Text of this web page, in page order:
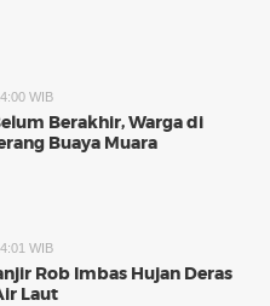
WIB
Berakhir, Warga di
Buaya Muara
WIB
Rob Imbas Hujan Deras
Laut